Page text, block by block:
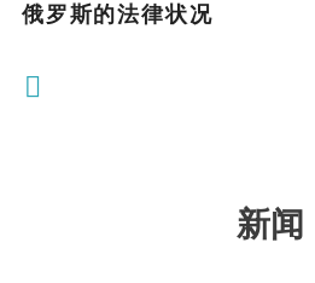
俄罗斯的法律状况
新闻